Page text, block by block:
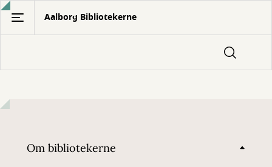
Gå
hovedindhold
Aalborg Bibliotekerne
Om bibliotekerne